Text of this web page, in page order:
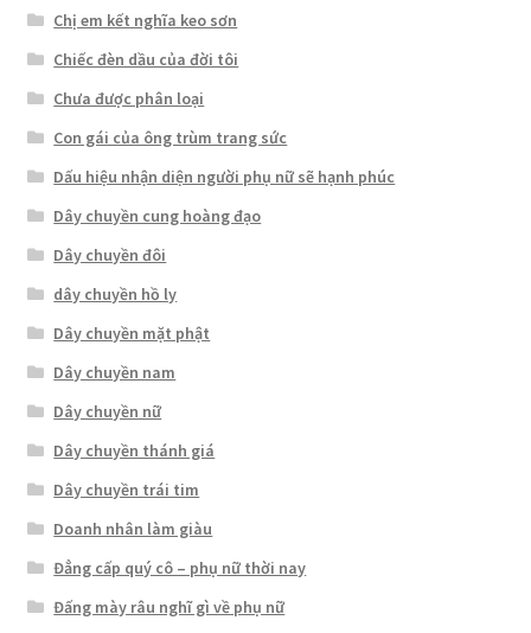
Chị em kết nghĩa keo sơn
Chiếc đèn dầu của đời tôi
Chưa được phân loại
Con gái của ông trùm trang sức
Dấu hiệu nhận diện người phụ nữ sẽ hạnh phúc
Dây chuyền cung hoàng đạo
Dây chuyền đôi
dây chuyền hồ ly
Dây chuyền mặt phật
Dây chuyền nam
Dây chuyền nữ
Dây chuyền thánh giá
Dây chuyền trái tim
Doanh nhân làm giàu
Đẳng cấp quý cô – phụ nữ thời nay
Đấng mày râu nghĩ gì về phụ nữ